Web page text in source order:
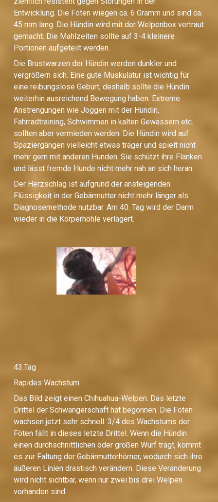
Entwicklung. Die Föten wiegen ca. 6 Gramm und sind ca.
45 mm lang. Die Hündin wird mit der Welpenbox vertraut
gemacht. Die Mahlzeiten sollte auf 3-4 kleinere
Portionen aufgeteilt werden.
Die Brustwarzen der Hündin werden dunkler und
vergrößern sich. Eine gute Muskulatur ist wichtig für
eine reibungslose Geburt, deshalb sollte die Hündin
weiterhin ausreichend Bewegung haben. Extreme
Anstrengungen wie Joggen mit der Hündin,
Fahrradtraining, Schwimmen in kalten Gewässern etc.
sollten aber vermieden werden. Die Hündin wird auf
Spaziergängen vielleicht etwas träger und spielt nicht
mehr gern mit anderen Hunden. Sie schützt ihre Flanken
und lässt fremde Hunde nicht mehr nah an sich heran.
Der Herzschlag ist aufgrund der ansteigenden
Flüssigkeit in der Gebärmutter nicht mehr länger als
Diagnosemethode nutzbar. Am 40. Tag wird der Darm
wieder in die Körperhöhle verlagert.
43.Tag
Rapides Wachstum
Das Bild zeigt einen Chihuahua-Welpen. Das letzte
Drittel der Schwangerschaft hat begonnen. Die Föten
wachsen jetzt sehr schnell. 3/4 des Wachstums der
Föten fällt in dieses letzte Drittel. Wenn die Hündin
einen durchschnittlichen oder großen Wurf trägt, kommt
es zur Faltung der Gebärmutterhörner, wodurch sich ihre
äußeren Linien drastisch verändern. Diese Veränderung
wird nicht sichtbar, wenn nur zwei bis drei Welpen
vorhanden sind.